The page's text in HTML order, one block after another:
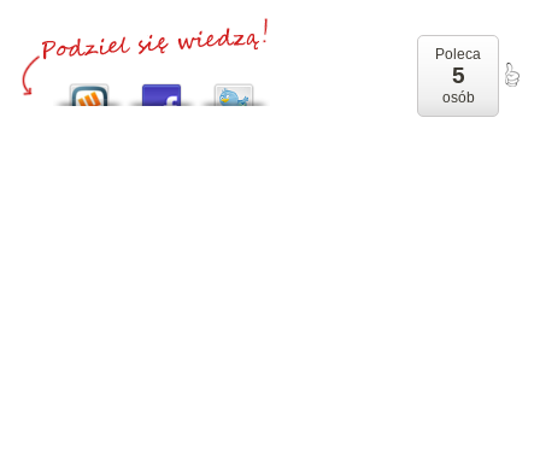
Poleca
5
osób